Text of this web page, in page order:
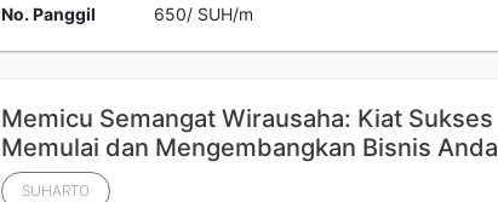
No. Panggil
650/ SUH/m
Memicu Semangat Wirausaha: Kiat Sukses
Memulai dan Mengembangkan Bisnis Anda
SUHARTO